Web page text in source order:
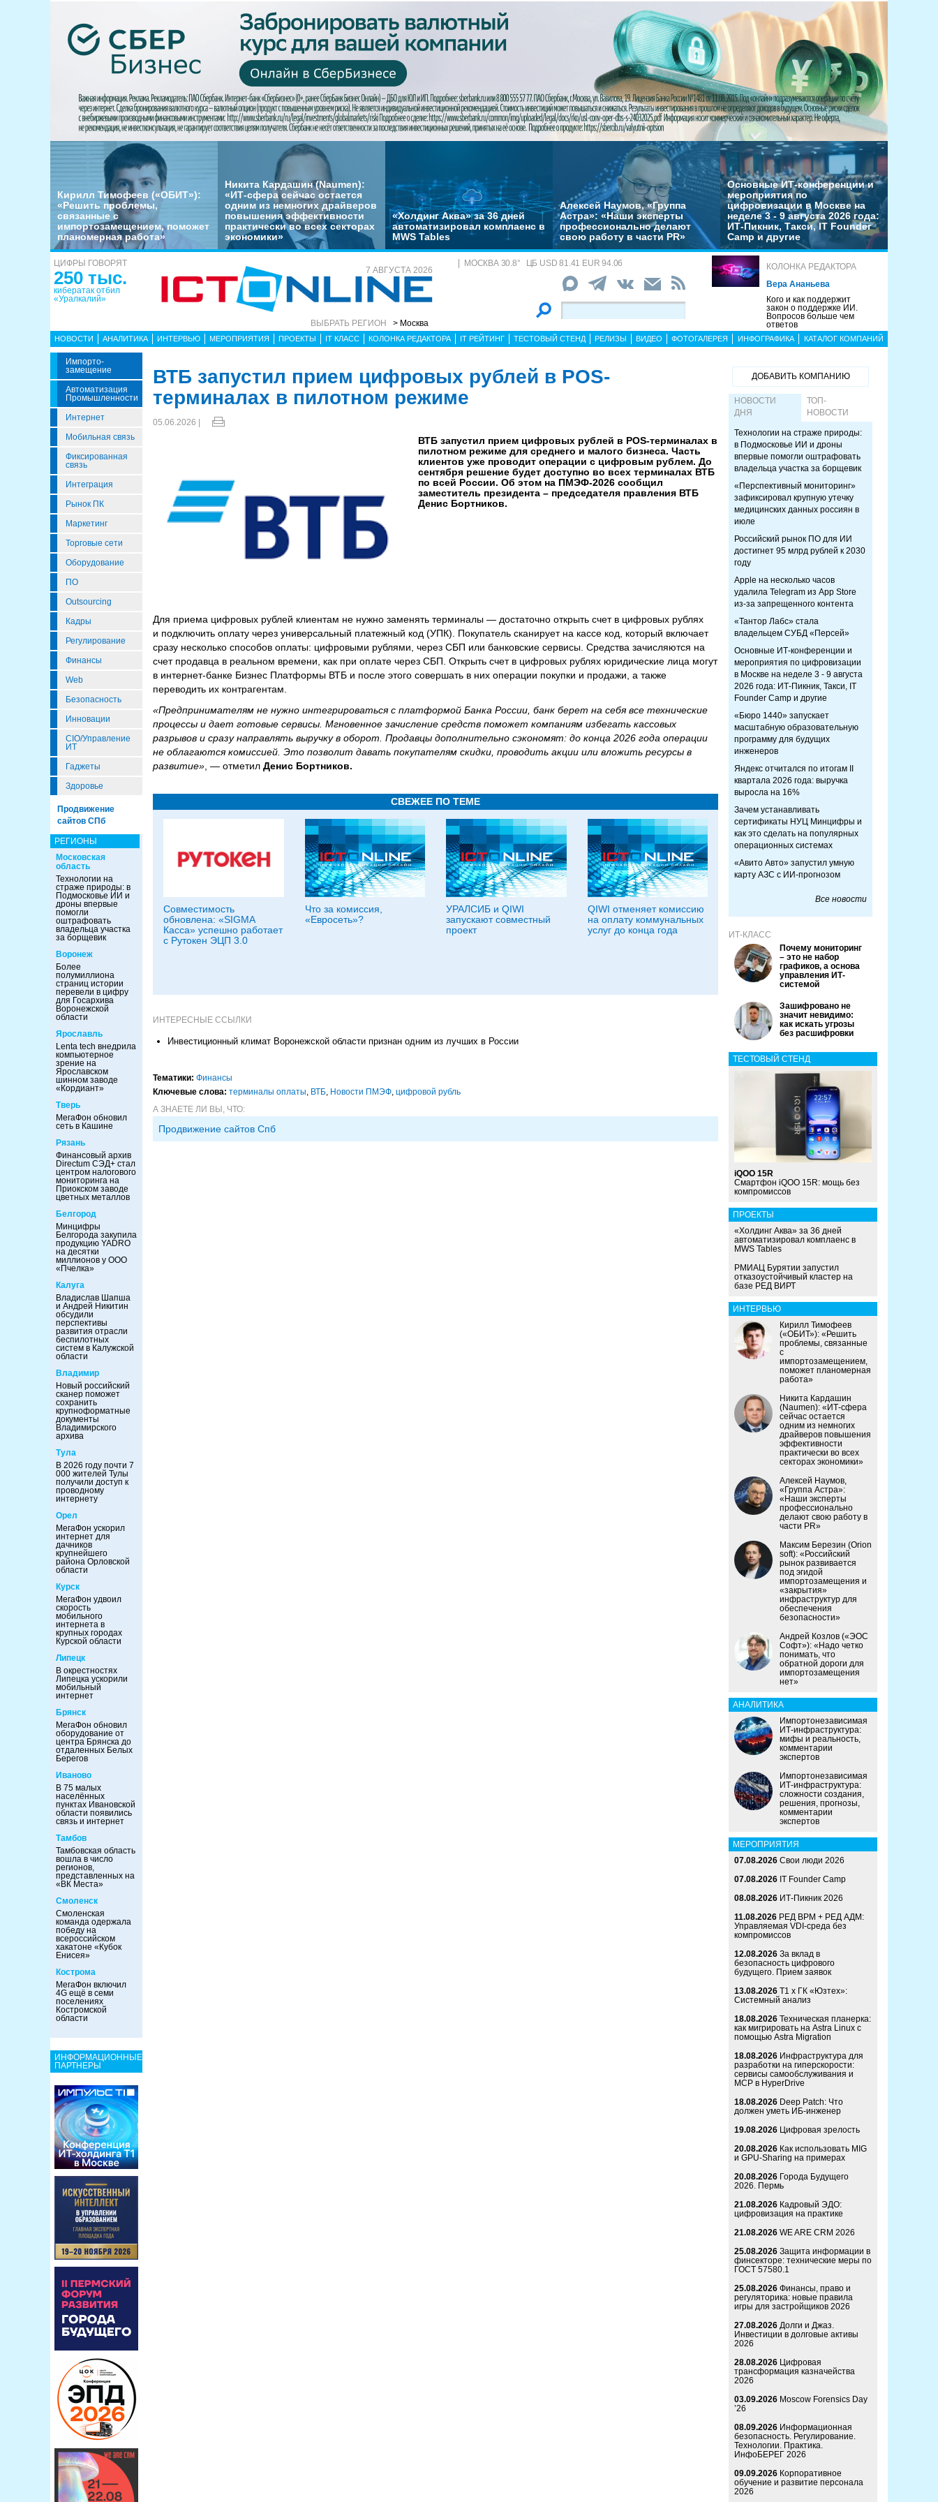
Кирилл Тимофеев («ОБИТ»):
«Решить проблемы,
связанные с
импортозамещением, поможет
планомерная работа»
Никита Кардашин (Naumen):
«ИТ-сфера сейчас остается
одним из немногих драйверов
повышения эффективности
практически во всех секторах
экономики»
«Холдинг Аква» за 36 дней
автоматизировал комплаенс в
MWS Tables
Алексей Наумов, «Группа
Астра»: «Наши эксперты
профессионально делают
свою работу в части PR»
Основные ИТ-конференции и
мероприятия по
цифровизации в Москве на
неделе 3 - 9 августа 2026 года:
ИТ-Пикник, Такси, IT Founder
Camp и другие
ЦИФРЫ ГОВОРЯТ
250 тыс.
кибератак отбил
«Уралкалий»
7 АВГУСТА 2026
ВЫБРАТЬ РЕГИОН > Москва
МОСКВА 30.8° ЦБ USD 81.41 EUR 94.06
КОЛОНКА РЕДАКТОРА
Вера Ананьева
Кого и как поддержит
закон о поддержке ИИ.
Вопросов больше чем
ответов
НОВОСТИ АНАЛИТИКА ИНТЕРВЬЮ МЕРОПРИЯТИЯ ПРОЕКТЫ IT КЛАСС КОЛОНКА РЕДАКТОРА IT РЕЙТИНГ ТЕСТОВЫЙ СТЕНД РЕЛИЗЫ ВИДЕО ФОТОГАЛЕРЕЯ ИНФОГРАФИКА КАТАЛОГ КОМПАНИЙ
Импорто­
Замещение
Автоматизация
Промышленности
Интернет
Мобильная связь
Фиксированная
связь
Интеграция
Рынок ПК
Маркетинг
Торговые сети
Оборудование
ПО
Outsourcing
Кадры
Регулирование
Финансы
Web
Безопасность
Инновации
CIO/Управление
ИТ
Гаджеты
Здоровье
Продвижение
сайтов СПб
РЕГИОНЫ
Московская
область
Технологии на
страже природы: в
Подмосковье ИИ и
дроны впервые
помогли
оштрафовать
владельца участка
за борщевик
Воронеж
Более
полумиллиона
страниц истории
перевели в цифру
для Госархива
Воронежской
области
Ярославль
Lenta tech внедрила
компьютерное
зрение на
Ярославском
шинном заводе
«Кордиант»
Тверь
МегаФон обновил
сеть в Кашине
Рязань
Финансовый архив
Directum СЭД+ стал
центром налогового
мониторинга на
Приокском заводе
цветных металлов
Белгород
Минцифры
Белгорода закупила
продукцию YADRO
на десятки
миллионов у ООО
«Пчелка»
Калуга
Владислав Шапша
и Андрей Никитин
обсудили
перспективы
развития отрасли
беспилотных
систем в Калужской
области
Владимир
Новый российский
сканер поможет
сохранить
крупноформатные
документы
Владимирского
архива
Тула
В 2026 году почти 7
000 жителей Тулы
получили доступ к
проводному
интернету
Орел
МегаФон ускорил
интернет для
дачников
крупнейшего
района Орловской
области
Курск
МегаФон удвоил
скорость
мобильного
интернета в
крупных городах
Курской области
Липецк
В окрестностях
Липецка ускорили
мобильный
интернет
Брянск
МегаФон обновил
оборудование от
центра Брянска до
отдаленных Белых
Берегов
Иваново
В 75 малых
населённых
пунктах Ивановской
области появились
связь и интернет
Тамбов
Тамбовская область
вошла в число
регионов,
представленных на
«ВК Места»
Смоленск
Смоленская
команда одержала
победу на
всероссийском
хакатоне «Кубок
Енисея»
Кострома
МегаФон включил
4G ещё в семи
поселениях
Костромской
области
ИНФОРМАЦИОННЫЕ
ПАРТНЕРЫ
ВТБ запустил прием цифровых рублей в POS-
терминалах в пилотном режиме
05.06.2026 |
ВТБ запустил прием цифровых рублей в POS-терминалах в
пилотном режиме для среднего и малого бизнеса. Часть
клиентов уже проводит операции с цифровым рублем. До
сентября решение будет доступно во всех терминалах ВТБ
по всей России. Об этом на ПМЭФ-2026 сообщил
заместитель президента – председателя правления ВТБ
Денис Бортников.
Для приема цифровых рублей клиентам не нужно заменять терминалы — достаточно открыть счет в цифровых рублях
и подключить оплату через универсальный платежный код (УПК). Покупатель сканирует на кассе код, который включает
сразу несколько способов оплаты: цифровыми рублями, через СБП или банковские сервисы. Средства зачисляются на
счет продавца в реальном времени, как при оплате через СБП. Открыть счет в цифровых рублях юридические лица могут
в интернет-банке Бизнес Платформы ВТБ и после этого совершать в них операции покупки и продажи, а также
переводить их контрагентам.
«Предпринимателям не нужно интегрироваться с платформой Банка России, банк берет на себя все технические
процессы и дает готовые сервисы. Мгновенное зачисление средств поможет компаниям избегать кассовых
разрывов и сразу направлять выручку в оборот. Продавцы дополнительно сэкономят: до конца 2026 года операции
не облагаются комиссией. Это позволит давать покупателям скидки, проводить акции или вложить ресурсы в
развитие» , — отметил Денис Бортников.
СВЕЖЕЕ ПО ТЕМЕ
Совместимость
обновлена: «SIGMA
Касса» успешно работает
с Рутокен ЭЦП 3.0
Что за комиссия,
«Евросеть»?
УРАЛСИБ и QIWI
запускают совместный
проект
QIWI отменяет комиссию
на оплату коммунальных
услуг до конца года
ИНТЕРЕСНЫЕ ССЫЛКИ
Инвестиционный климат Воронежской области признан одним из лучших в России
Тематики: Финансы
Ключевые слова: терминалы оплаты, ВТБ, Новости ПМЭФ, цифровой рубль
А ЗНАЕТЕ ЛИ ВЫ, ЧТО:
Продвижение сайтов Спб
ДОБАВИТЬ КОМПАНИЮ
НОВОСТИ
ДНЯ
ТОП-
НОВОСТИ
Технологии на страже природы:
в Подмосковье ИИ и дроны
впервые помогли оштрафовать
владельца участка за борщевик
«Перспективный мониторинг»
зафиксировал крупную утечку
медицинских данных россиян в
июле
Российский рынок ПО для ИИ
достигнет 95 млрд рублей к 2030
году
Apple на несколько часов
удалила Telegram из App Store
из-за запрещенного контента
«Тантор Лабс» стала
владельцем СУБД «Персей»
Основные ИТ-конференции и
мероприятия по цифровизации
в Москве на неделе 3 - 9 августа
2026 года: ИТ-Пикник, Такси, IT
Founder Camp и другие
«Бюро 1440» запускает
масштабную образовательную
программу для будущих
инженеров
Яндекс отчитался по итогам II
квартала 2026 года: выручка
выросла на 16%
Зачем устанавливать
сертификаты НУЦ Минцифры и
как это сделать на популярных
операционных системах
«Авито Авто» запустил умную
карту АЗС с ИИ-прогнозом
Все новости
ИТ-КЛАСС
Почему мониторинг
– это не набор
графиков, а основа
управления ИТ-
системой
Зашифровано не
значит невидимо:
как искать угрозы
без расшифровки
ТЕСТОВЫЙ СТЕНД
iQOO 15R
Смартфон iQOO 15R: мощь без
компромиссов
ПРОЕКТЫ
«Холдинг Аква» за 36 дней
автоматизировал комплаенс в
MWS Tables
РМИАЦ Бурятии запустил
отказоустойчивый кластер на
базе РЕД ВИРТ
ИНТЕРВЬЮ
Кирилл Тимофеев
(«ОБИТ»): «Решить
проблемы, связанные
с
импортозамещением,
поможет планомерная
работа»
Никита Кардашин
(Naumen): «ИТ-сфера
сейчас остается
одним из немногих
драйверов повышения
эффективности
практически во всех
секторах экономики»
Алексей Наумов,
«Группа Астра»:
«Наши эксперты
профессионально
делают свою работу в
части PR»
Максим Березин (Orion
soft): «Российский
рынок развивается
под эгидой
импортозамещения и
«закрытия»
инфраструктур для
обеспечения
безопасности»
Андрей Козлов («ЭОС
Софт»): «Надо четко
понимать, что
обратной дороги для
импортозамещения
нет»
АНАЛИТИКА
Импортонезависимая
ИТ-инфраструктура:
мифы и реальность,
комментарии
экспертов
Импортонезависимая
ИТ-инфраструктура:
сложности создания,
решения, прогнозы,
комментарии
экспертов
МЕРОПРИЯТИЯ
07.08.2026 Свои люди 2026
07.08.2026 IT Founder Camp
08.08.2026 ИТ-Пикник 2026
11.08.2026 РЕД ВРМ + РЕД АДМ:
Управляемая VDI-среда без
компромиссов
12.08.2026 За вклад в
безопасность цифрового
будущего. Прием заявок
13.08.2026 Т1 x ГК «Юзтех»:
Системный анализ
18.08.2026 Техническая планерка:
как мигрировать на Astra Linux с
помощью Astra Migration
18.08.2026 Инфраструктура для
разработки на гиперскорости:
сервисы самообслуживания и
MCP в HyperDrive
18.08.2026 Deep Patch: Что
должен уметь ИБ-инженер
19.08.2026 Цифровая зрелость
20.08.2026 Как использовать MIG
и GPU-Sharing на примерах
20.08.2026 Города Будущего
2026. Пермь
21.08.2026 Кадровый ЭДО:
цифровизация на практике
21.08.2026 WE ARE CRM 2026
25.08.2026 Защита информации в
финсекторе: технические меры по
ГОСТ 57580.1
25.08.2026 Финансы, право и
регуляторика: новые правила
игры для застройщиков 2026
27.08.2026 Долги и Джаз.
Инвестиции в долговые активы
2026
28.08.2026 Цифровая
трансформация казначейства
2026
03.09.2026 Moscow Forensics Day
’26
08.09.2026 Информационная
безопасность. Регулирование.
Технологии. Практика.
ИнфоБЕРЕГ 2026
09.09.2026 Корпоративное
обучение и развитие персонала
2026